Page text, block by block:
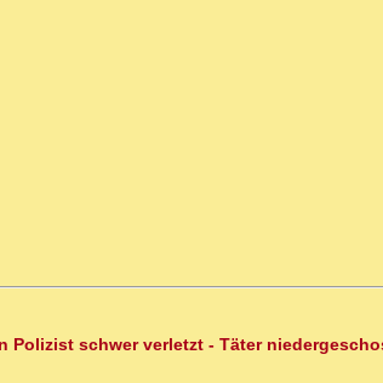
Polizist schwer verletzt - Täter